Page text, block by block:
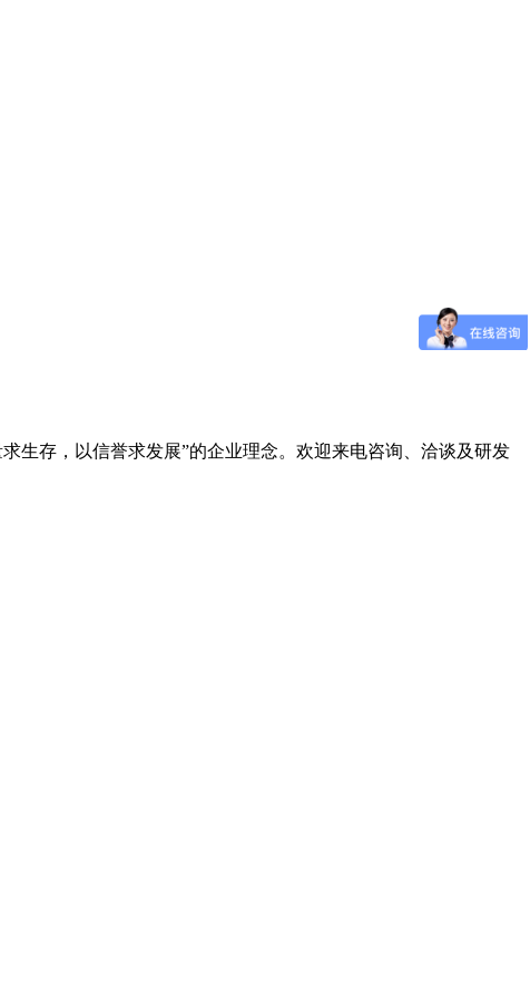
生存，以信誉求发展”的企业理念。欢迎来电咨询、洽谈及研发